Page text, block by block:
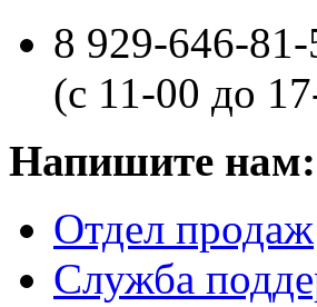
8 929-646-81-
(с 11-00 до
Напишите нам:
Отдел продаж
Служба